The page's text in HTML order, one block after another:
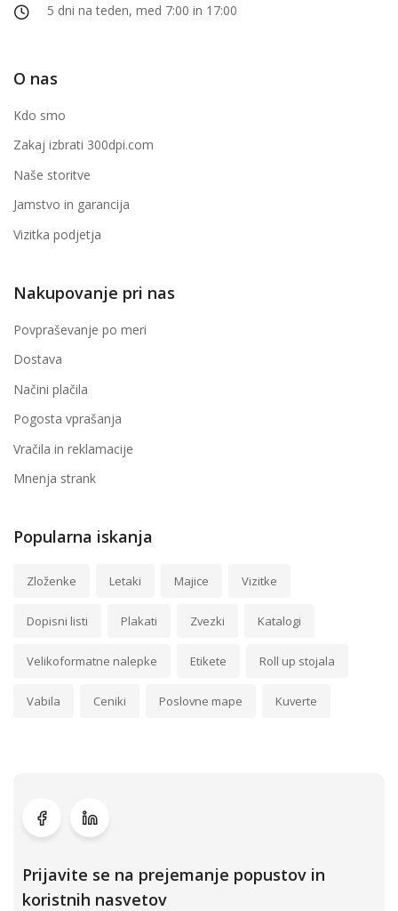
5 dni na teden, med 7:00 in 17:00
O nas
Kdo smo
Zakaj izbrati 300dpi.com
Naše storitve
Jamstvo in garancija
Vizitka podjetja
Nakupovanje pri nas
Povpraševanje po meri
Dostava
Načini plačila
Pogosta vprašanja
Vračila in reklamacije
Mnenja strank
Popularna iskanja
Zloženke Letaki Majice Vizitke
Dopisni listi Plakati Zvezki Katalogi
Velikoformatne nalepke Etikete Roll up stojala
Vabila Ceniki Poslovne mape Kuverte
Prijavite se na prejemanje popustov in
koristnih nasvetov